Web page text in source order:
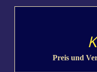
Preis und